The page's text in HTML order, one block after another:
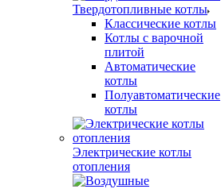
Твердотопливные котлы
Классические котлы
Котлы с варочной
плитой
Автоматические
котлы
Полуавтоматические
котлы
Электрические котлы
отопления